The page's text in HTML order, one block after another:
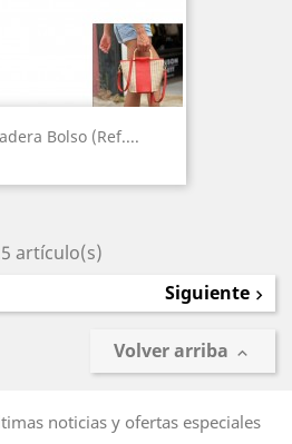
Bolso (Ref....
artículo(s)
Siguiente 
Volver arriba 
noticias y ofertas especiales